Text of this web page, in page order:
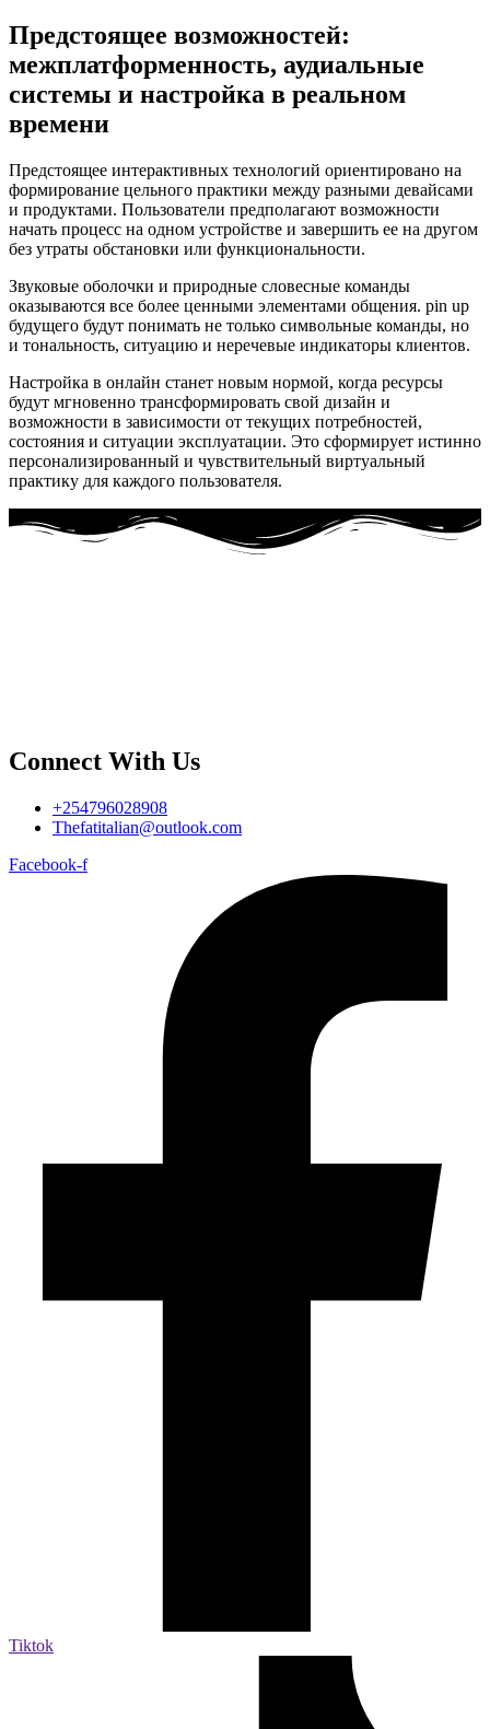
Предстоящее возможностей:
межплатформенность, аудиальные
системы и настройка в реальном
времени
Предстоящее интерактивных технологий ориентировано на
формирование цельного практики между разными девайсами
и продуктами. Пользователи предполагают возможности
начать процесс на одном устройстве и завершить ее на другом
без утраты обстановки или функциональности.
Звуковые оболочки и природные словесные команды
оказываются все более ценными элементами общения. pin up
будущего будут понимать не только символьные команды, но
и тональность, ситуацию и неречевые индикаторы клиентов.
Настройка в онлайн станет новым нормой, когда ресурсы
будут мгновенно трансформировать свой дизайн и
возможности в зависимости от текущих потребностей,
состояния и ситуации эксплуатации. Это сформирует истинно
персонализированный и чувствительный виртуальный
практику для каждого пользователя.
Connect With Us
+254796028908
Thefatitalian@outlook.com
Facebook-f
Tiktok